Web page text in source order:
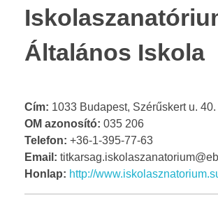
VERSENYEK
III. kerület
IV. kerület
Dokumentumok
PÁLYÁZATOK
Kiírások
Eredmények
ARANYÉVKÖNYV
Általános Iskola
Cím: 1033 Budapest, Szérűskert u. 40.
OM azonosító: 035 206
Telefon: +36-1-395-77-63
Email:
Honlap: http://